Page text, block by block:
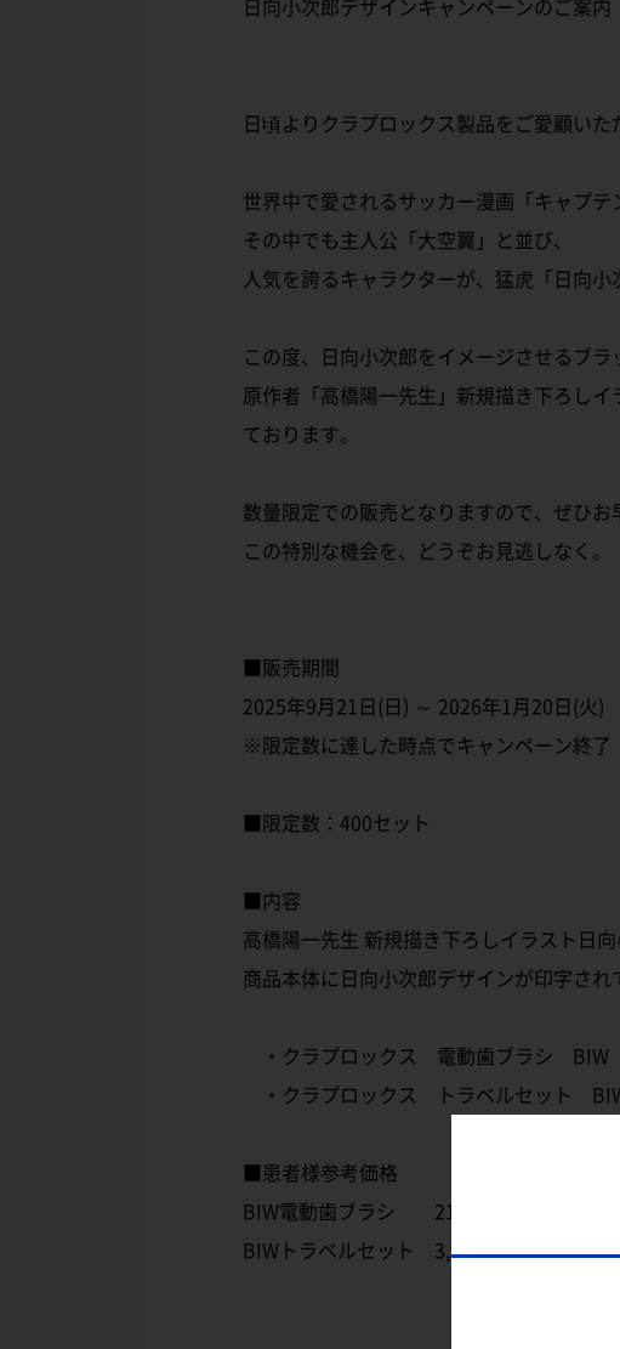
日向小次郎デザインキャンペーンのご案内
日頃よりクラプロックス製品をご愛顧いた
世界中で愛されるサッカー漫画「キャプテ
その中でも主人公「大空翼」と並び、
人気を誇るキャラクターが、猛虎「日向小
この度、日向小次郎をイメージさせるブ
原作者「高橋陽一先生」新規描き下ろし
ております。
数量限定での販売となりますので、ぜひお
この特別な機会を、どうぞお見逃しなく。
■販売期間
2025年9月21日(日) ～ 2026年1月20日(火)
※限定数に達した時点でキャンペーン終了
■限定数：400セット
■内容
高橋陽一先生 新規描き下ろしイラスト日
商品本体に日向小次郎デザインが印字され
・クラプロックス 電動歯ブラシ BIW
・クラプロックス トラベルセット
■患者様参考価格
BIW電動歯ブラシ 21,800円(税別)
BIWトラベルセット 3,000円(税別)